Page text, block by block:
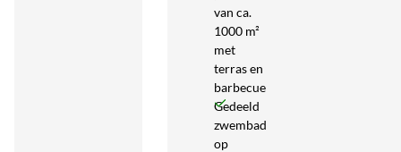
van ca.
1000 m²
met
terras en
barbecue
Gedeeld
zwembad
op